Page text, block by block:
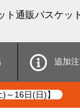
ト通販バスケット
追加
～16日(日)】